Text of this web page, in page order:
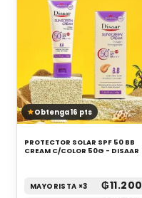
Obtenga 16 pts
PROTECTOR SOLAR SPF 50 BB
CREAM C/COLOR 50G - DISAAR
MAYORISTA ×3 ₲11.200